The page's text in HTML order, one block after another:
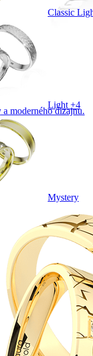
moderného dizajnu.
Classic
Light +4
Mystery